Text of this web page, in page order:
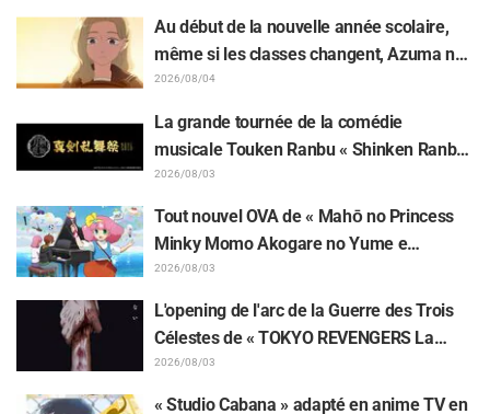
de « The Ghost in the Shell » dévoilés
Au début de la nouvelle année scolaire,
même si les classes changent, Azuma ne
veut pas perdre son lien avec Taira...
Synopsis et captures d'écran de l'épisode
18 de « You and I Are Polar Opposites »
2026/08/04
La grande tournée de la comédie
musicale Touken Ranbu « Shinken Ranbu
Sai 2026 » aura lieu à partir de décembre
dans 8 villes du Japon ! Un total de 44
Touken Danshi rassemblés
2026/08/03
Tout nouvel OVA de « Mahō no Princess
Minky Momo Akogare no Yume e
Magokoro no Duo » après 32 ans d'attente
confirmé pour une sortie le 13 novembre !
Le casting avec Kurumi Haruki, le visuel
2026/08/03
L'opening de l'arc de la Guerre des Trois
Célestes de « TOKYO REVENGERS La
Guerre des Trois Titans Arc » sera
interprété par JO1 avec le titre « IGNITE » !
2026/08/03
« Studio Cabana » adapté en anime TV en